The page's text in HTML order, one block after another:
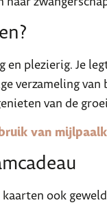
plezierig. Je
verzameling
van de
van
ook